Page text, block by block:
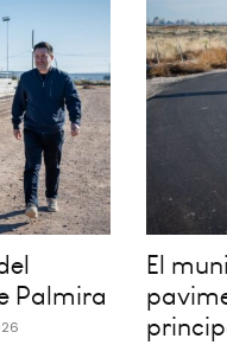
Palmira
El